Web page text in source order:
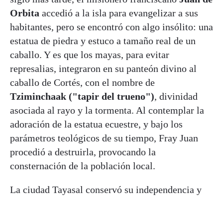
Orbita accedió a la isla para evangelizar a sus
habitantes, pero se encontró con algo insólito: una
estatua de piedra y estuco a tamaño real de un
caballo. Y es que los mayas, para evitar
represalias, integraron en su panteón divino al
caballo de Cortés, con el nombre de
Tziminchaak ("tapir del trueno"), divinidad
asociada al rayo y la tormenta. Al contemplar la
adoración de la estatua ecuestre, y bajo los
parámetros teológicos de su tiempo, Fray Juan
procedió a destruirla, provocando la
consternación de la población local.
La ciudad Tayasal conservó su independencia y